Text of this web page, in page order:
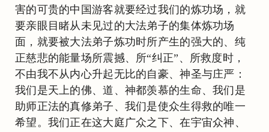
害的可贵的中国游客就要经过我们的炼功场，就
要亲眼目睹从未见过的大法弟子的集体炼功场
面，就要被大法弟子炼功时所产生的强大的、纯
正慈悲的能量场所震撼、所“纠正”、所救度时，
不由我不从内心升起无比的自豪、神圣与庄严：
我们是天上的佛、道、神都羡慕的生命、我们是
助师正法的真修弟子、我们是使众生得救的唯一
希望。我们正在这大庭广众之下、在宇宙众神、